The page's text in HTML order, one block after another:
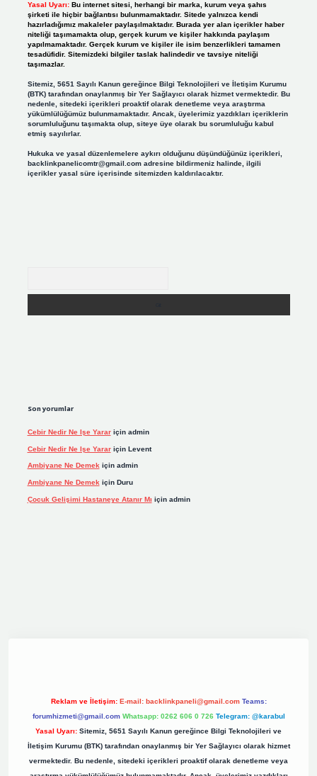
Yasal Uyarı: Bu internet sitesi, herhangi bir marka, kurum veya şahıs
şirketi ile hiçbir bağlantısı bulunmamaktadır. Sitede yalnızca kendi
hazırladığımız makaleler paylaşılmaktadır. Burada yer alan içerikler haber
niteliği taşımamakta olup, gerçek kurum ve kişiler hakkında paylaşım
yapılmamaktadır. Gerçek kurum ve kişiler ile isim benzerlikleri tamamen
tesadüfidir. Sitemizdeki bilgiler taslak halindedir ve tavsiye niteliği
taşımazlar.
Sitemiz, 5651 Sayılı Kanun gereğince Bilgi Teknolojileri ve İletişim Kurumu
(BTK) tarafından onaylanmış bir Yer Sağlayıcı olarak hizmet vermektedir. Bu
nedenle, sitedeki içerikleri proaktif olarak denetleme veya araştırma
yükümlülüğümüz bulunmamaktadır. Ancak, üyelerimiz yazdıkları içeriklerin
sorumluluğunu taşımakta olup, siteye üye olarak bu sorumluluğu kabul
etmiş sayılırlar.
Hukuka ve yasal düzenlemelere aykırı olduğunu düşündüğünüz içerikleri,
backlinkpanelicomtr@gmail.comadresine bildirmeniz halinde, ilgili
içerikler yasal süre içerisinde sitemizden kaldırılacaktır.
Son yorumlar
Cebir Nedir Ne Işe Yarariçin admin
Cebir Nedir Ne Işe Yarariçin Levent
Ambiyane Ne Demekiçin admin
Ambiyane Ne Demek için Duru
Çocuk Gelişimi Hastaneye Atanır Mı için admin
Reklam ve İletişim: E-mail: backlinkpaneli@gmail.com Teams:
forumhizmeti@gmail.com Whatsapp: 0262 606 0 726 Telegram: @karabul
Yasal Uyarı: Sitemiz, 5651 Sayılı Kanun gereğince Bilgi Teknolojileri ve
İletişim Kurumu (BTK) tarafından onaylanmış bir Yer Sağlayıcı olarak hizmet
vermektedir. Bu nedenle, sitedeki içerikleri proaktif olarak denetleme veya